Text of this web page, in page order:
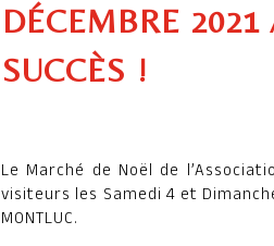
DÉCEMBRE 2021
SUCCÈS !
Le Marché de Noël de
visiteurs les Samedi 4 et
MONTLUC.